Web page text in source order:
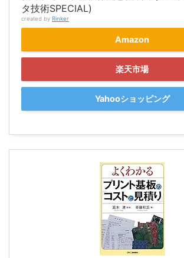
タ技術SPECIAL)
created by Rinker
Amazon
楽天市場
Yahooショッピング